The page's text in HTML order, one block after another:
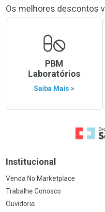
Os melhores descontos
PBM
Laboratórios
Saiba Mais >
Ir para a
Institucional
Venda No Marketplace
Trabalhe Conosco
Ouvidoria